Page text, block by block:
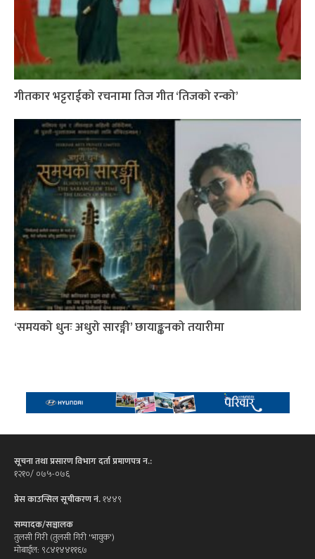
गीतकार भट्टराईको रचनामा तिज गीत ‘तिजको रन्को’
‘समयको धुनः अधुरो सारङ्गी’ छायाङ्कनको तयारीमा
सूचना तथा प्रसारण विभाग दर्ता प्रमाणपत्र न.:
१२१०/ ०७५-०७६
प्रेस काउन्सिल सूचीकरण नं.१४४९
सम्पादक/सञ्चालक
तुलसी गिरी (तुलसी गिरी 'भावुक')
मोबाईल: ९८४१४४११६७